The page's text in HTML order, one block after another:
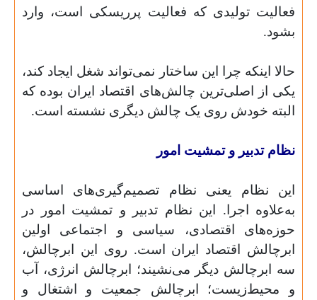
فعالیت‌ تولیدی که فعالیت پر‌ریسکی است، وارد
بشود.
حالا اینکه چرا این ساختار نمی‌تواند شغل ایجاد کند،
یکی از اصلی‌ترین چالش‌های اقتصاد ایران بوده که
البته خودش روی یک چالش دیگری نشسته است.
نظام تدبیر و تمشیت امور
این نظام یعنی نظام تصمیم‌گیری‌های اساسی
به‌علاوه اجرا. این نظام تدبیر و تمشیت امور در
حوزه‌های اقتصادی، سیاسی و اجتماعی اولین
ابر‌چالش اقتصاد ایران است. روی این ابر‌چالش،
سه ابرچالش دیگر می‌نشیند؛ ابرچالش انرژی، آب
و محیط‌زیست؛ ابرچالش جمعیت و اشتغال و